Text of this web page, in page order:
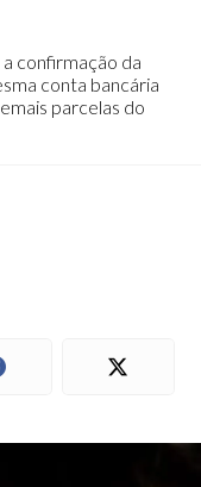
confirmação da
conta bancária
parcelas do